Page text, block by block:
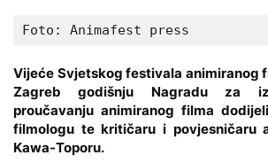
Foto: Animafest press
Vijeće Svjetskog festivala animiranog
Zagreb godišnju Nagradu za
proučavanju animiranog filma
filmologu te kritičaru i povjesničaru
Kawa-Toporu.